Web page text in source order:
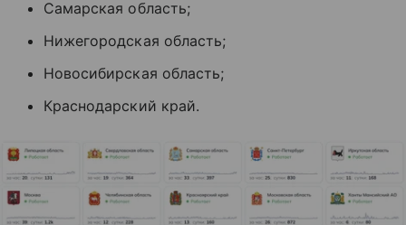
Самарская область;
Нижегородская область;
Новосибирская область;
Краснодарский край.